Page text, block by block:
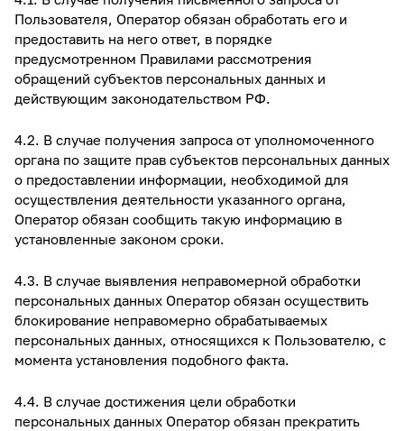
Пользователя, Оператор обязан обработать его и
предоставить на него ответ, в порядке
предусмотренном Правилами рассмотрения
обращений субъектов персональных данных и
действующим законодательством РФ.
4.2. В случае получения запроса от уполномоченного
органа по защите прав субъектов персональных данных
о предоставлении информации, необходимой для
осуществления деятельности указанного органа,
Оператор обязан сообщить такую информацию в
установленные законом сроки.
4.3. В случае выявления неправомерной обработки
персональных данных Оператор обязан осуществить
блокирование неправомерно обрабатываемых
персональных данных, относящихся к Пользователю, с
момента установления подобного факта.
4.4. В случае достижения цели обработки
персональных данных Оператор обязан прекратить